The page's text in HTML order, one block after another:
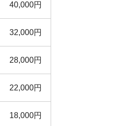
40,000円
32,000円
28,000円
22,000円
18,000円